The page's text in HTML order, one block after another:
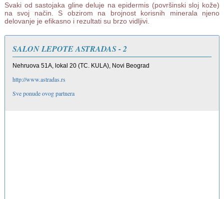
Svaki od sastojaka gline deluje na epidermis (površinski sloj kože)
na svoj način. S obzirom na brojnost korisnih minerala njeno
delovanje je efikasno i rezultati su brzo vidljivi.
SALON LEPOTE ASTRADAS - 2
Nehruova 51A, lokal 20 (TC. KULA), Novi Beograd
http://www.astradas.rs
Sve ponude ovog partnera